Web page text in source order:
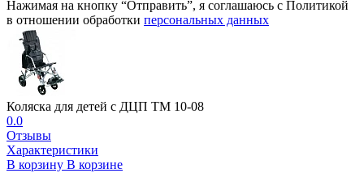
Нажимая на кнопку “Отправить”, я соглашаюсь с Политикой
в отношении обработки персональных данных
Коляска для детей с ДЦП TM 10-08
0.0
Отзывы
Характеристики
В корзину В корзине